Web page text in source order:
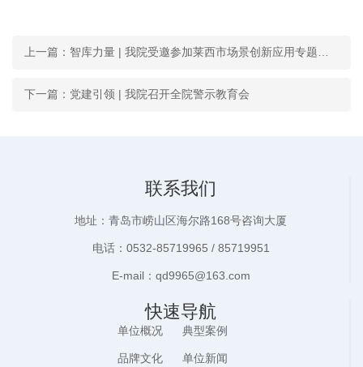
下一篇：党建引领 | 我院召开全院警示教育会
联系我们
地址：青岛市崂山区海尔路168号咨询大厦
电话：0532-85719965 / 85719951
E-mail：qd9965@163.com
快速导航
单位概况 典型案例
品牌文化 单位新闻